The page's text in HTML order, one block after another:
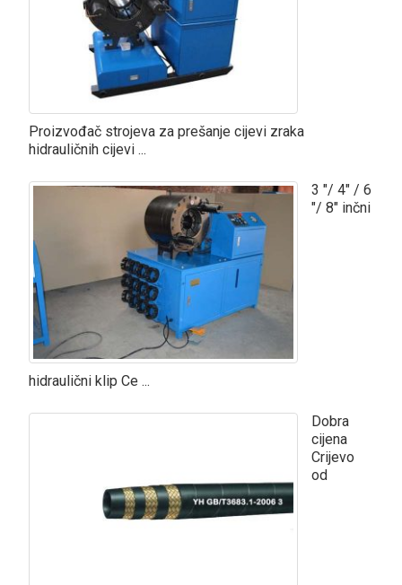
Proizvođač strojeva za prešanje cijevi zraka
hidrauličnih cijevi ...
3 "/ 4" / 6
"/ 8" inčni
hidraulični klip Ce ...
Dobra
cijena
Crijevo
od